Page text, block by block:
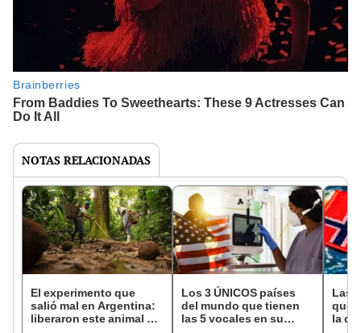
NOTAS RELACIONADAS
El experimento que
salió mal en Argentina:
liberaron este animal y
Los 3 ÚNICOS países
del mundo que tienen
las 5 vocales en su
Las
que
la de